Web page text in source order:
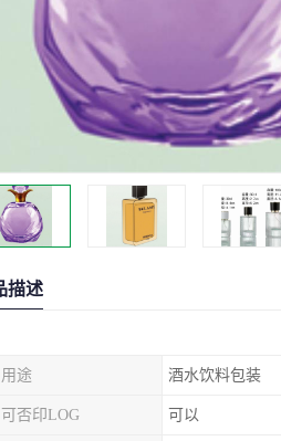
描述
用途 酒水饮料包装
可否印LOG 可以